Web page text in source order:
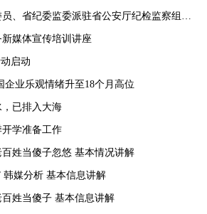
派驻省公安厅纪检监察组原组长陈罡接受纪律审查和监察调查
媒体宣传培训讲座
启动
企业乐观情绪升至18个月高位
，已排入大海
学准备工作
姓当傻子忽悠 基本情况讲解
韩媒分析 基本信息讲解
姓当傻子 基本信息讲解